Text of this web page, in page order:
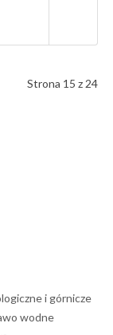
Strona 15 z 24
i górnicze
wodne